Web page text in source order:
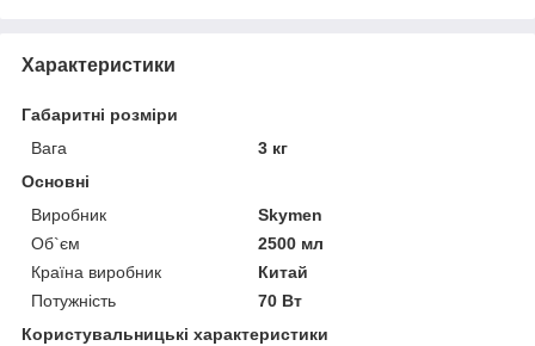
Характеристики
Габаритні розміри
Вага
3 кг
Основні
Виробник
Skymen
Об`єм
2500 мл
Країна виробник
Китай
Потужність
70 Вт
Користувальницькі характеристики